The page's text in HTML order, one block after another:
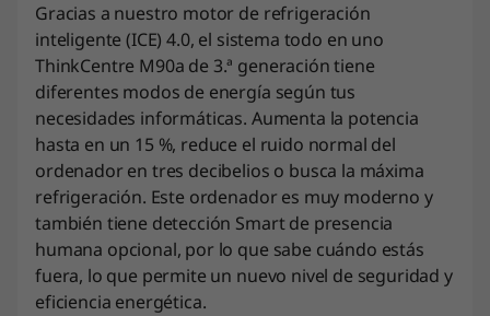
Gracias a nuestro motor de refrigeración
inteligente (ICE) 4.0, el sistema todo en uno
ThinkCentre M90a de 3.ª generación tiene
diferentes modos de energía según tus
necesidades informáticas. Aumenta la potencia
hasta en un 15 %, reduce el ruido normal del
ordenador en tres decibelios o busca la máxima
refrigeración. Este ordenador es muy moderno y
también tiene detección Smart de presencia
humana opcional, por lo que sabe cuándo estás
fuera, lo que permite un nuevo nivel de seguridad y
eficiencia energética.